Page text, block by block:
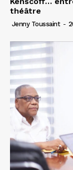
théâtre
Jenny Toussaint -